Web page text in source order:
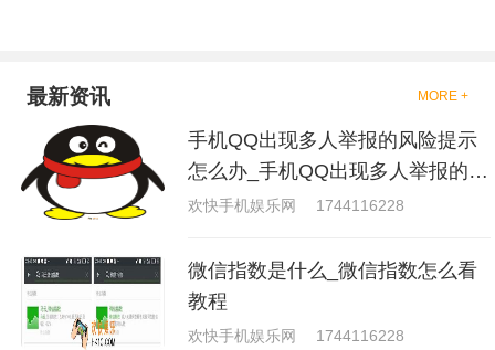
最新资讯 MORE +
手机QQ出现多人举报的风险提示
怎么办_手机QQ出现多人举报的风
险原因分析
欢快手机娱乐网 1744116228
微信指数是什么_微信指数怎么看
教程
欢快手机娱乐网 1744116228